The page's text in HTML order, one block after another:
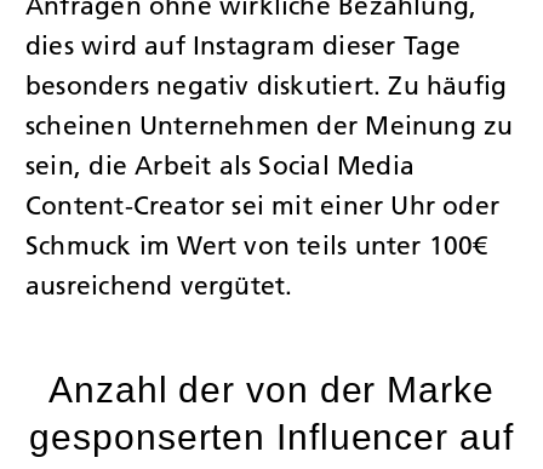
dies wird auf Instagram dieser Tage
besonders negativ diskutiert. Zu häufig
scheinen Unternehmen der Meinung zu
sein, die Arbeit als Social Media
Content-Creator sei mit einer Uhr oder
Schmuck im Wert von teils unter 100€
ausreichend vergütet.
Anzahl der von der Marke
gesponserten Influencer auf